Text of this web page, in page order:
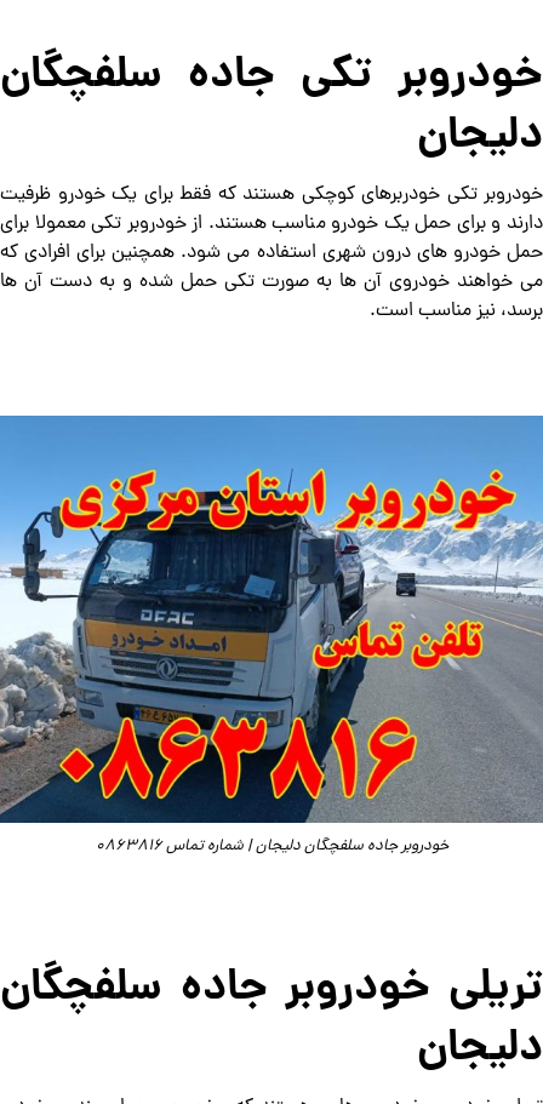
خودروبر تکی جاده سلفچگان
دلیجان
خودروبر تکی خودربرهای کوچکی هستند که فقط برای یک خودرو ظرفیت
دارند و برای حمل یک خودرو مناسب هستند. از خودروبر تکی معمولا برای
حمل خودرو های درون شهری استفاده می شود. همچنین برای افرادی که
می خواهند خودروی آن ها به صورت تکی حمل شده و به دست آن ها
برسد، نیز مناسب است.
خودروبر جاده سلفچگان دلیجان | شماره تماس 0863816
تریلی خودروبر جاده سلفچگان
دلیجان